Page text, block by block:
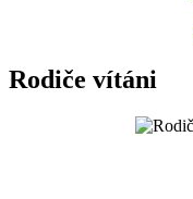
Rodiče vítáni